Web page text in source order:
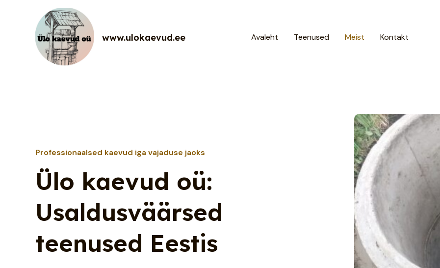
www.ulokaevud.ee Avaleht Teenused Meist Kontakt
Professionaalsed kaevud iga vajaduse jaoks
Ülo kaevud oü:
Usaldusväärsed
teenused Eestis